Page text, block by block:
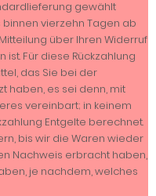
gewählt
vierzehn Tagen ab
über Ihren Widerruf
Für diese Rückzahlung
das Sie bei der
haben, es sei denn, mit
vereinbart; in keinem
Entgelte berechnet.
bis wir die Waren wieder
Nachweis erbracht haben,
je nachdem, welches